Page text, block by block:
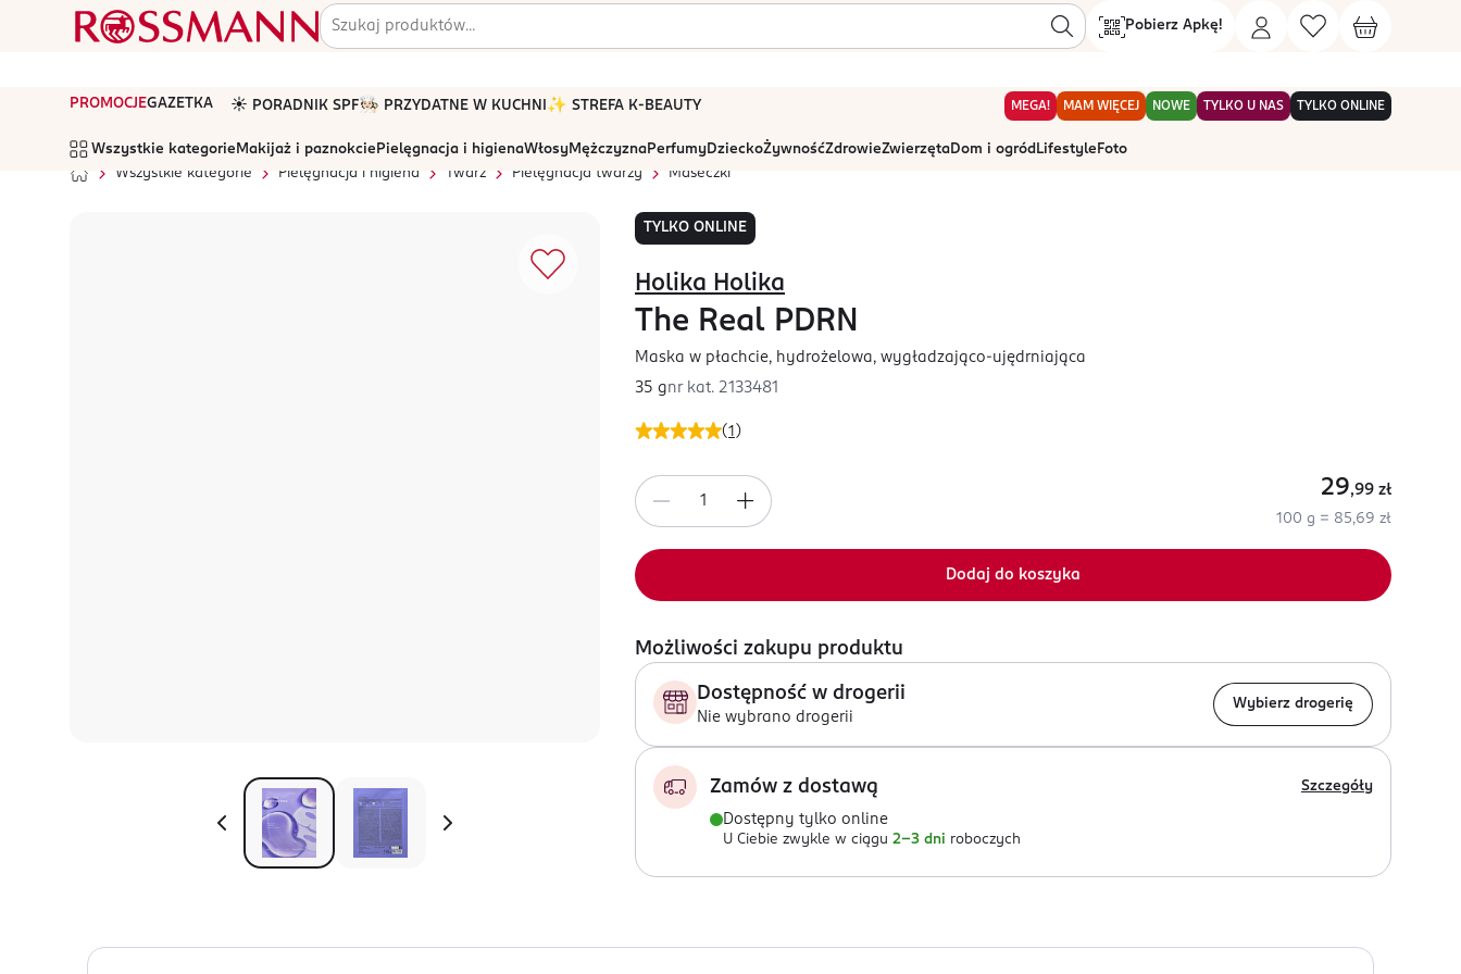
Pobierz Apkę!
PROMOCJEGAZETKA ☀️ PORADNIK SPF🧑🏻‍🍳 PRZYDATNE W KUCHNI ✨ STREFA K-BEAUTY MEGA! MAM WIĘCEJ NOWE TYLKO U NAS TYLKO ONLINE
Wszystkie kategorie Makijaż i paznokcie Pielęgnacja i higienaWłosyMężczyznaPerfumyDzieckoŻywnośćZdrowieZwierzętaDom i ogród Lifestyle Foto
Wszystkie kategorie
Pielęgnacja i higiena Twarz Pielęgnacja twarzy Maseczki
TYLKO ONLINE
(1 )
Holika Holika
The Real PDRN
Maska w płachcie, hydrożelowa, wygładzająco-ujędrniająca
35 gnr kat. 2133481
29,99 zł
100 g = 85,69 zł
Dodaj do koszyka
Możliwości zakupu produktu
Dostępność w drogerii
Nie wybrano drogerii
Wybierz drogerię
Zamów z dostawą Szczegóły
Dostępny tylko online
U Ciebie zwykle w ciągu 2-3 dni roboczych